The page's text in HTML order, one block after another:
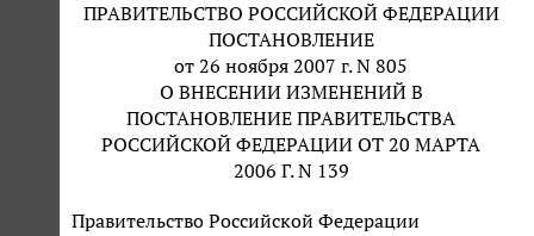
ПРАВИТЕЛЬСТВО РОССИЙСКОЙ ФЕДЕРАЦИИ
ПОСТАНОВЛЕНИЕ
от 26 ноября 2007 г. N 805
О ВНЕСЕНИИ ИЗМЕНЕНИЙ В
ПОСТАНОВЛЕНИЕ ПРАВИТЕЛЬСТВА
РОССИЙСКОЙ ФЕДЕРАЦИИ ОТ 20 МАРТА
2006 Г. N 139
Правительство Российской Федерации